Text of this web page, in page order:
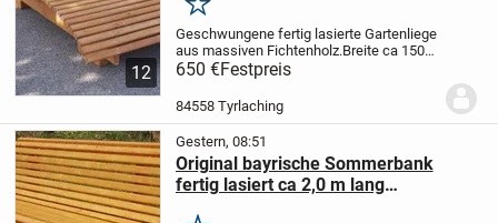
12
Merken
Geschwungene fertig lasierte Gartenliege
aus massiven Fichtenholz.Breite ca 150
cm Länge ca 200 cm ( NICHT
ZERLEGBAR !!!)
TYRLACHING!!!!!!!!!!!!!!!!!!!!! 650.- Euro...
650 €Festpreis
84558 Tyrlaching
Gestern, 08:51
Original bayrische Sommerbank
fertig lasiert ca 2,0 m lang